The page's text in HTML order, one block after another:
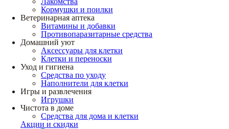
Кормушки и поилки
Ветеринарная аптека
Витамины и добавки
Противопаразитарные средства
Домашний уют
Аксессуары для клетки
Клетки и переноски
Уход и гигиена
Средства по уходу
Наполнители для клетки
Игры и развлечения
Игрушки
Чистота в доме
Средства для дома и клетки
Акции и скидки